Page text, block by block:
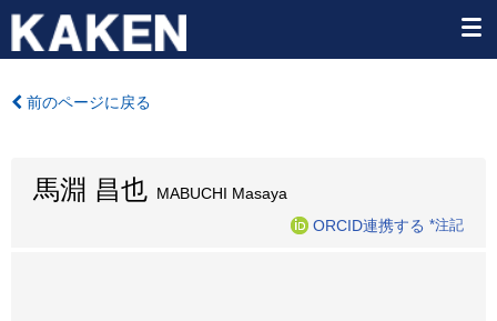
前のページに戻る
馬淵 昌也 MABUCHI Masaya
ORCID連携する *注記